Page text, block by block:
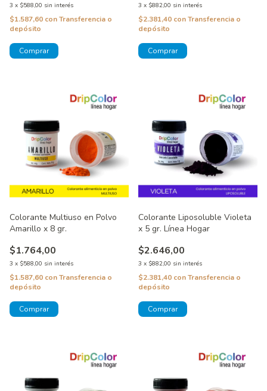
3 x $588,00 sin interés
$1.587,60 conTransferencia o
depósito
3 x $882,00 sin interés
$2.381,40 conTransferencia o
depósito
Colorante Multiuso en Polvo
Amarillo x 8 gr.
$1.764,00
3 x $588,00 sin interés
$1.587,60 conTransferencia o
depósito
Colorante Liposoluble Violeta
x 5 gr. Línea Hogar
$2.646,00
3 x $882,00 sin interés
$2.381,40 conTransferencia o
depósito